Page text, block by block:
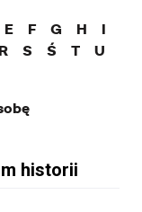
E F G H
I
R S Ś T
U